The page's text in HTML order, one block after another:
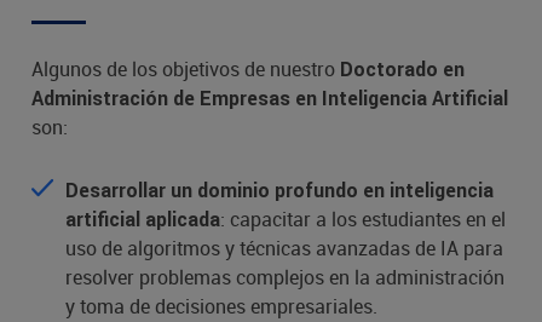
Algunos de los objetivos de nuestro Doctorado en
Administración de Empresas en Inteligencia Artificial
son:
Desarrollar un dominio profundo en inteligencia
artificial aplicada: capacitar a los estudiantes en el
uso de algoritmos y técnicas avanzadas de IA para
resolver problemas complejos en la administración
y toma de decisiones empresariales.